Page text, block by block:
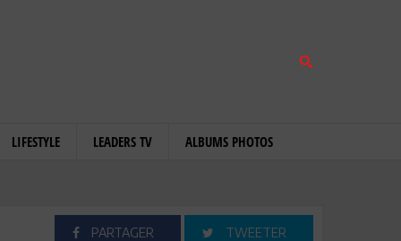
LIFESTYLE LEADERS TV ALBUMS PHOTOS
PARTAGER TWEETER